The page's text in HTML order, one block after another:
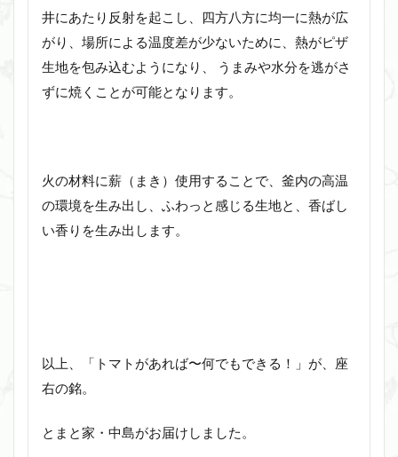
井にあたり反射を起こし、四方八方に均一に熱が広
がり、場所による温度差が少ないために、熱がピザ
生地を包み込むようになり、 うまみや水分を逃がさ
ずに焼くことが可能となります。
火の材料に薪（まき）使用することで、釜内の高温
の環境を生み出し、ふわっと感じる生地と、香ばし
い香りを生み出します。
以上、「トマトがあれば〜何でもできる！」が、座
右の銘。
とまと家・中島がお届けしました。